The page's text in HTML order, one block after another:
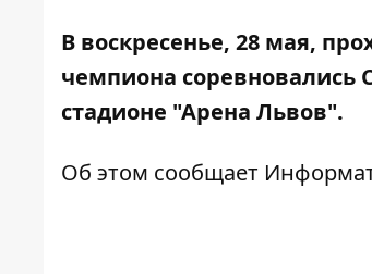
В воскресенье, 28 мая,
чемпиона соревновались
стадионе "Арена Львов".
Об этом сообщает